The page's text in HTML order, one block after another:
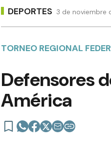
DEPORTES 3 de noviembre
TORNEO REGIONAL
Defensores
América